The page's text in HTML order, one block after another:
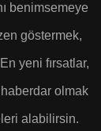
benimsemeye
göstermek,
yeni fırsatlar,
olmak
alabilirsin.